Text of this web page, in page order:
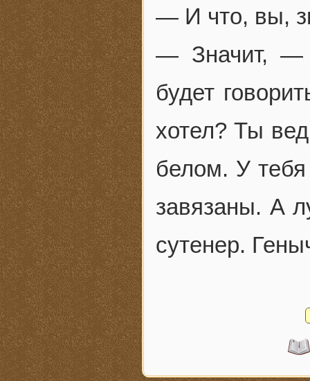
— И что, вы,
— Значит, —
будет
хотел? Ты
белом. У тебя
завязаны. А
сутенер.